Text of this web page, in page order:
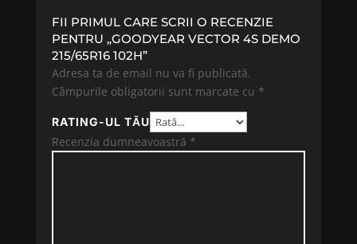
FII PRIMUL CARE SCRII O RECENZIE
PENTRU „GOODYEAR VECTOR 4S DEMO
215/65R16 102H”
Adresa ta de email nu va fi publicată.
Câmpurile obligatorii sunt marcate cu *
RATING-UL TĂU
Recenzia dumneavoastră *